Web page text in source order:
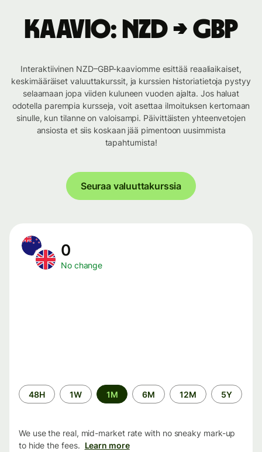
Kaavio: NZD → GBP
Interaktiivinen NZD–GBP-kaaviomme esittää reaaliaikaiset,
keskimääräiset valuuttakurssit, ja kurssien historiatietoja pystyy
selaamaan jopa viiden kuluneen vuoden ajalta. Jos haluat
odotella parempia kursseja, voit asettaa ilmoituksen kertomaan
sinulle, kun tilanne on valoisampi. Päivittäisten yhteenvetojen
ansiosta et siis koskaan jää pimentoon uusimmista
tapahtumista!
Seuraa valuuttakurssia
0
No change
Time
period
48H 1W 1M 6M 12M 5Y
We use the real, mid-market rate with no sneaky mark-up
to hide the fees. Learn more